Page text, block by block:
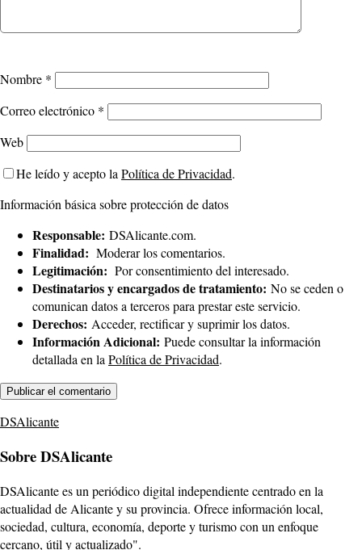
Nombre *
Correo electrónico *
Web
He leído y acepto laPolítica de Privacidad.
Información básica sobre protección de datos
Responsable: DSAlicante.com.
Finalidad: Moderar los comentarios.
Legitimación: Por consentimiento del interesado.
Destinatarios y encargados de tratamiento: No se ceden o
comunican datos a terceros para prestar este servicio.
Derechos: Acceder, rectificar y suprimir los datos.
Información Adicional: Puede consultar la información
detallada en laPolítica de Privacidad.
DSAlicante
Sobre DSAlicante
DSAlicante es un periódico digital independiente centrado en la
actualidad de Alicante y su provincia. Ofrece información local,
sociedad, cultura, economía, deporte y turismo con un enfoque
cercano, útil y actualizado".